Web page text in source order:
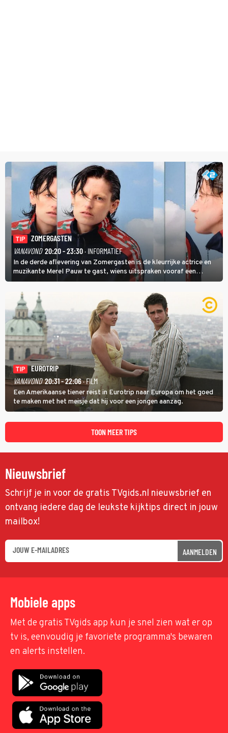
TIP
ZOMERGASTEN
VANAVOND 20:20 - 23:30· INFORMATIEF
In de derde aflevering van Zomergasten is de kleurrijke actrice en
muzikante Merel Pauw te gast, wiens uitspraken vooraf een
boeiende avond beloven: 'Mijn ideale televisieavond is zoals mijn
identiteit: grenzeloos, absurd en vol angsten'.
TIP
EUROTRIP
VANAVOND 20:31 - 22:06· FILM
Een Amerikaanse tiener reist in Eurotrip naar Europa om het goed
te maken met het meisje dat hij voor een jongen aanzag.
TOON MEER TIPS
Nieuwsbrief
Schrijf je in voor de gratis TVgids.nl nieuwsbrief en
ontvang iedere dag de leukste kijktips direct in jouw
mailbox!
AANMELDEN
Mobiele apps
Met de gratis TVgids app kun je snel zien wat er op
tv is, eenvoudig je favoriete programma's bewaren
en alerts instellen.